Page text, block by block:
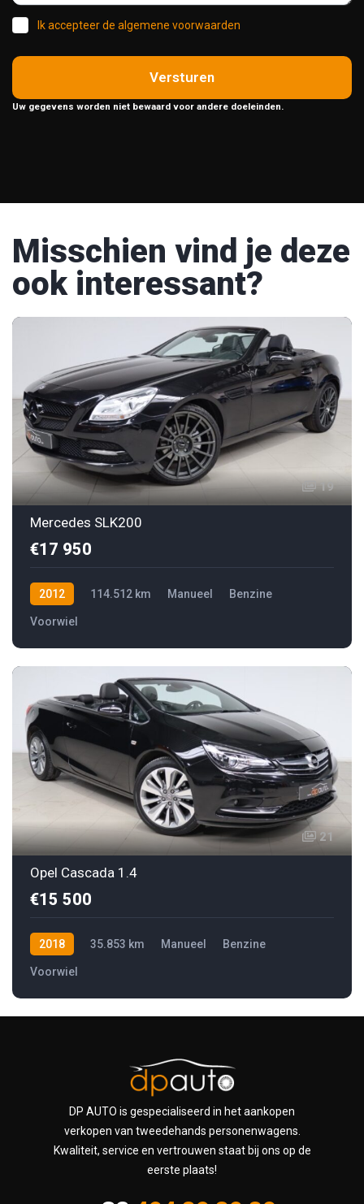
Ik accepteer de algemene voorwaarden
Versturen
Uw gegevens worden niet bewaard voor andere doeleinden.
Misschien vind je deze
ook interessant?
19
Mercedes SLK200
€17 950
2012 114.512 km Manueel Benzine
Voorwiel
21
Opel Cascada 1.4
€15 500
2018 35.853 km Manueel Benzine
Voorwiel
DP AUTO is gespecialiseerd in het aankopen
verkopen van tweedehands personenwagens.
Kwaliteit, service en vertrouwen staat bij ons op de
eerste plaats!